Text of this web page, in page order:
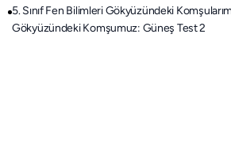
5. Sınıf Fen Bilimleri Gökyüzündeki
Gökyüzündeki Komşumuz: Güneş Test 2